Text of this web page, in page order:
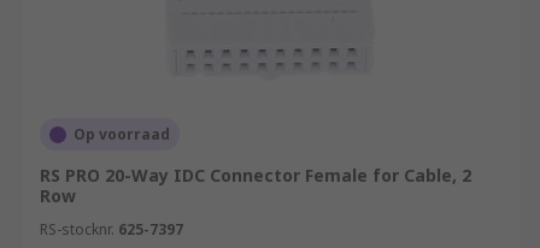
Op voorraad
RS PRO 20-Way IDC Connector Female for Cable, 2
Row
RS-stocknr. 625-7397